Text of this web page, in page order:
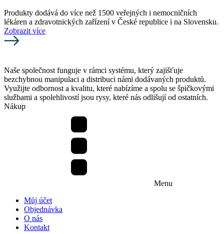
Produkty dodává do více než 1500 veřejných i nemocničních
lékáren a zdravotnických zařízení v České republice i na Slovensku.
Zobrazit více
Naše společnost funguje v rámci systému, který zajišťuje
bezchybnou manipulaci a distribuci námi dodávaných produktů.
Využijte odbornost a kvalitu, které nabízíme a spolu se špičkovými
službami a spolehlivostí jsou rysy, které nás odlišují od ostatních.
Nákup
Menu
Můj účet
Objednávka
O nás
Kontakt